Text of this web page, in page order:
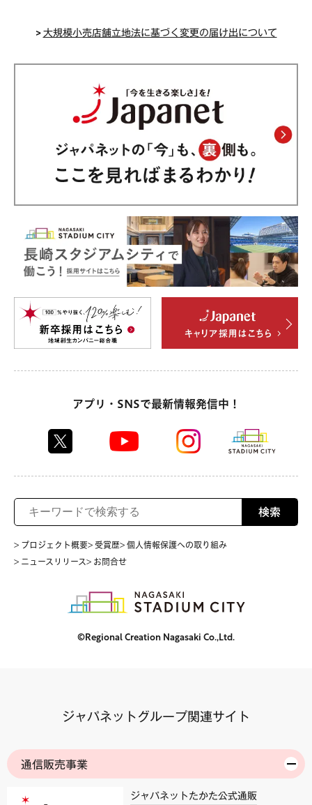
>大規模小売店舗立地法に基づく変更の届け出について
アプリ・SNSで最新情報発信中！
検索
> プロジェクト概要> 受賞歴> 個人情報保護への取り組み
> ニュースリリース> お問合せ
©Regional Creation Nagasaki Co.,Ltd.
ジャパネットグループ関連サイト
通信販売事業
ジャパネットたかた公式通販